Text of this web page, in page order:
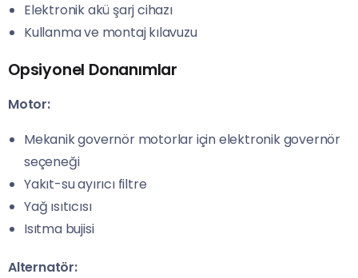
Elektronik akü şarj cihazı
Kullanma ve montaj kılavuzu
Opsiyonel Donanımlar
Motor:
Mekanik governör motorlar için elektronik governör
seçeneği
Yakıt-su ayırıcı filtre
Yağ ısıtıcısı
Isıtma bujisi
Alternatör: